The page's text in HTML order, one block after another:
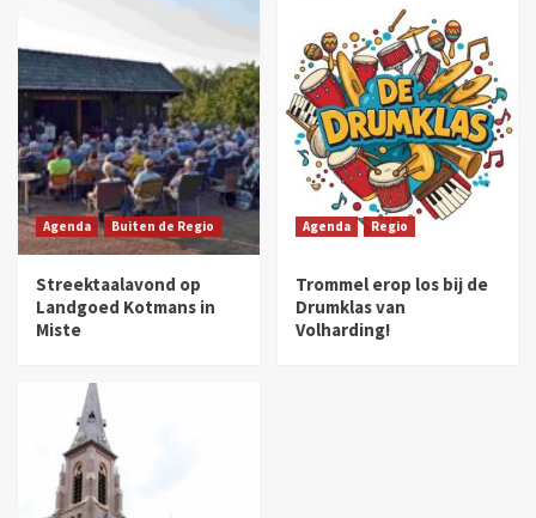
Agenda Buiten de Regio
Streektaalavond op
Landgoed Kotmans in
Miste
Agenda Regio
Trommel erop los bij de
Drumklas van
Volharding!